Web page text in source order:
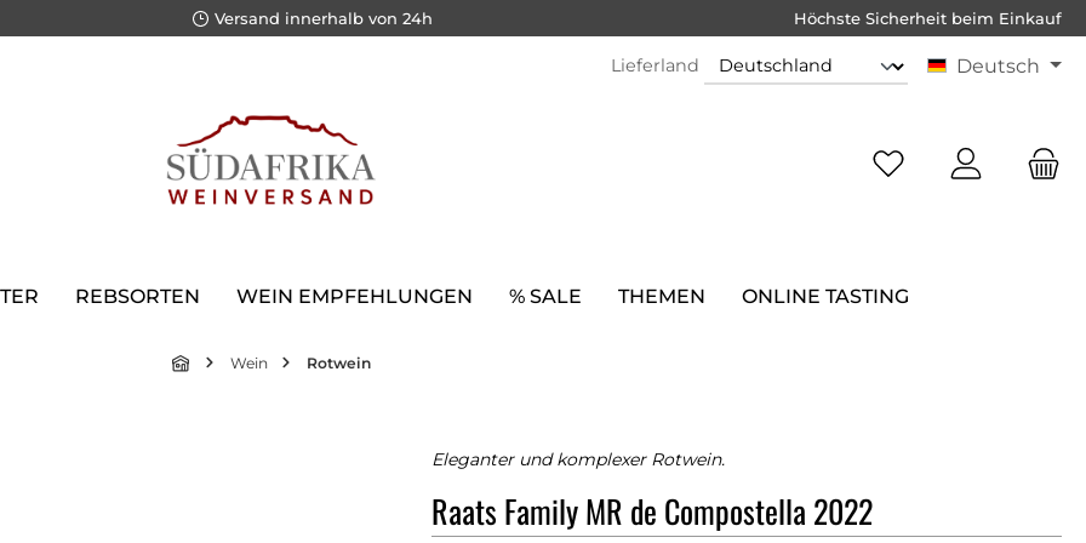
Versand innerhalb von 24h Höchste Sicherheit beim Einkauf
Lieferland Deutsch
REBSORTEN WEIN EMPFEHLUNGEN % SALE THEMEN ONLINE TASTING
Wein Rotwein
Eleganter und komplexer Rotwein.
Raats Family MR de Compostella 2022